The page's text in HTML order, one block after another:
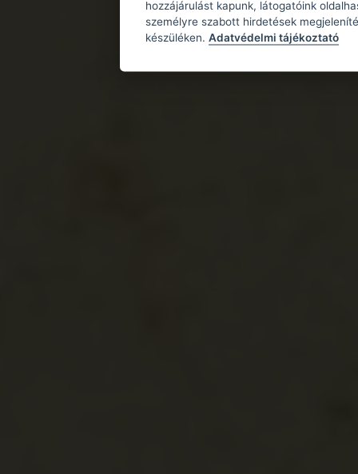
hozzájárulást kapunk, látogatóink
személyre szabott hirdetések
készüléken. Adatvédelmi tájékoztató